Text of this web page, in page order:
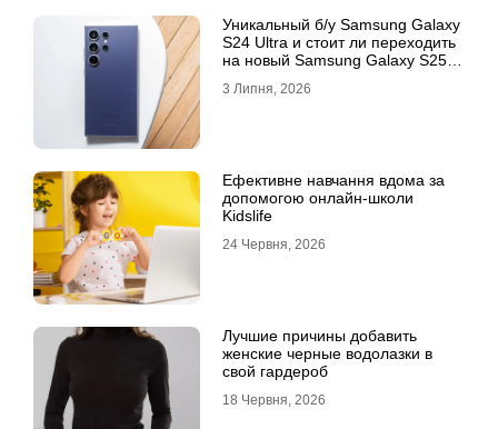
Уникальный б/у Samsung Galaxy
S24 Ultra и стоит ли переходить
на новый Samsung Galaxy S25
3 Липня, 2026
Ефективне навчання вдома за
допомогою онлайн-школи
Kidslife
24 Червня, 2026
Лучшие причины добавить
женские черные водолазки в
свой гардероб
18 Червня, 2026